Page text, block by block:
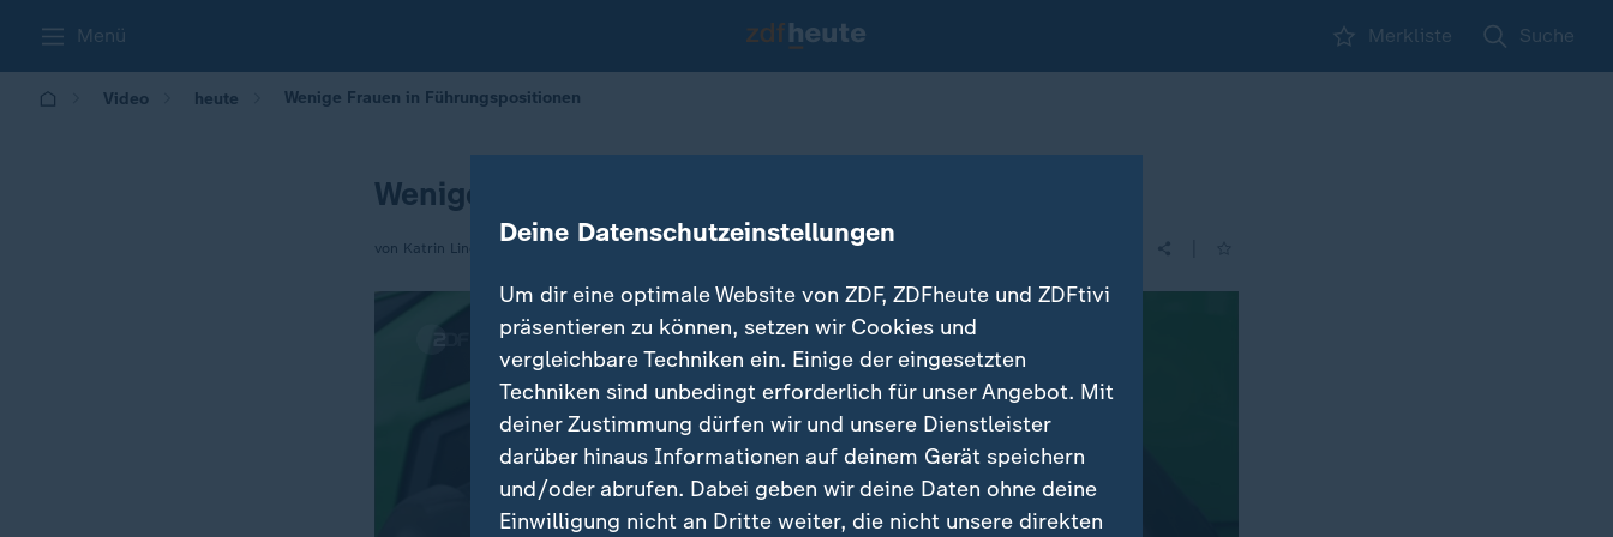
Menü Merkliste Suche
Video heute Wenige Frauen in Führungspositionen
Wenige Frauen in Führungspositionen
von Katrin Lindner Deine Datenschutzeinstellungen
Um dir eine optimale Website von ZDF, ZDFheute und ZDFtivi
präsentieren zu können, setzen wir Cookies und
vergleichbare Techniken ein. Einige der eingesetzten
Techniken sind unbedingt erforderlich für unser Angebot. Mit
deiner Zustimmung dürfen wir und unsere Dienstleister
darüber hinaus Informationen auf deinem Gerät speichern
und/oder abrufen. Dabei geben wir deine Daten ohne deine
Einwilligung nicht an Dritte weiter, die nicht unsere direkten